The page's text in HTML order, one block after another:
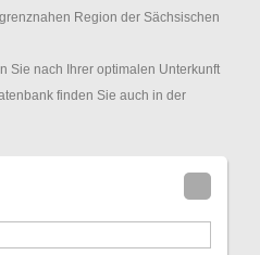
Region der Sächsischen
Sie nach Ihrer optimalen Unterkunft
finden Sie auch in der